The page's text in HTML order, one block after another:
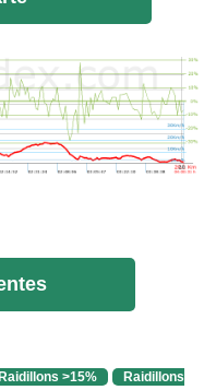
Raidillons >15%
Raidillons